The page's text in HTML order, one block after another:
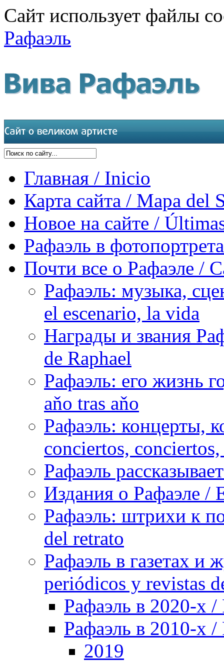
Сайт использует файлы
Рафаэль
Главная / Inicio
Карта сайта / Mapa del
Новое на сайте /
Рафаэль в
Почти все о Рафаэле /
Рафаэль: музыка,
el escenario, la vida
Награды и звания
de Raphael
Рафаэль: его жизнь
aňo tras aňo
Рафаэль: концерты,
conciertos,
Рафаэль
Издания о Рафаэле /
Рафаэль: штрихи к
del retrato
Рафаэль в газетах и
periódicos y revistas
Рафаэль в 2020-х /
Рафаэль в 2010-х /
2019